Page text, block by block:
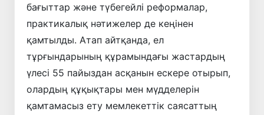
бағыттар және түбегейлі реформалар,
практикалық нәтижелер де кеңінен
қамтылды. Атап айтқанда, ел
тұрғындарының құрамындағы жастардың
үлесі 55 пайыздан асқанын ескере отырып,
олардың құқықтары мен мүдделерін
қамтамасыз ету мемлекеттік саясаттың